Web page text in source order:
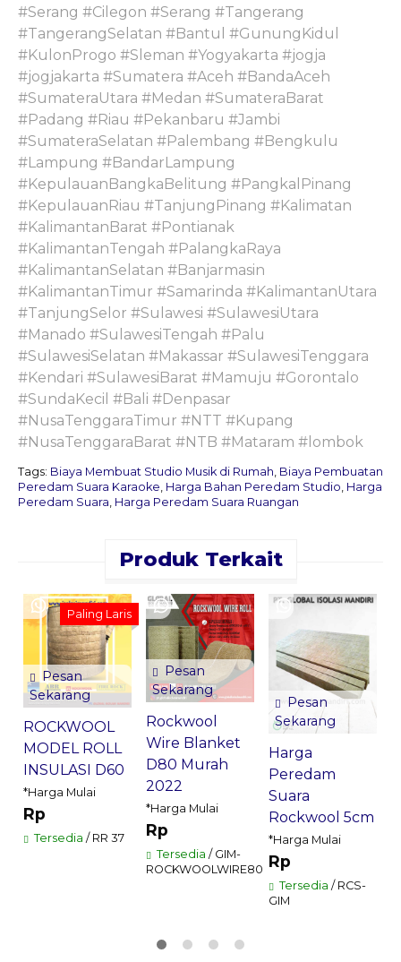
#Serang #Cilegon #Serang #Tangerang
#TangerangSelatan #Bantul #GunungKidul
#KulonProgo #Sleman #Yogyakarta #jogja
#jogjakarta #Sumatera #Aceh #BandaAceh
#SumateraUtara #Medan #SumateraBarat
#Padang #Riau #Pekanbaru #Jambi
#SumateraSelatan #Palembang #Bengkulu
#Lampung #BandarLampung
#KepulauanBangkaBelitung #PangkalPinang
#KepulauanRiau #TanjungPinang #Kalimatan
#KalimantanBarat #Pontianak
#KalimantanTengah #PalangkaRaya
#KalimantanSelatan #Banjarmasin
#KalimantanTimur #Samarinda #KalimantanUtara
#TanjungSelor #Sulawesi #SulawesiUtara
#Manado #SulawesiTengah #Palu
#SulawesiSelatan #Makassar #SulawesiTenggara
#Kendari #SulawesiBarat #Mamuju #Gorontalo
#SundaKecil #Bali #Denpasar
#NusaTenggaraTimur #NTT #Kupang
#NusaTenggaraBarat #NTB #Mataram #lombok
Tags: Biaya Membuat Studio Musik di Rumah, Biaya Pembuatan
Peredam Suara Karaoke, Harga Bahan Peredam Studio, Harga
Peredam Suara, Harga Peredam Suara Ruangan
Produk Terkait
Pesan
Sekarang
Paling Laris
ROCKWOOL
MODEL ROLL
INSULASI D60
*Harga Mulai
Rp
Tersedia / RR 37
Pesan
Sekarang
Rockwool
Wire Blanket
D80 Murah
2022
*Harga Mulai
Rp
Tersedia / GIM-
ROCKWOOLWIRE80
Pesan
Sekarang
Harga
Peredam
Suara
Rockwool 5cm
*Harga Mulai
Rp
Tersedia / RCS-
GIM